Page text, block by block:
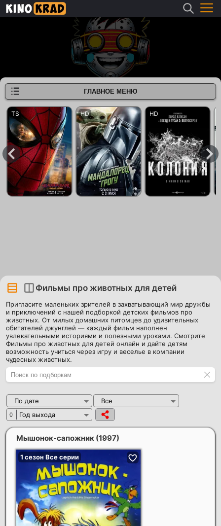
Фильмы про животных для детей
Пригласите маленьких зрителей в захватывающий мир дружбы
и приключений с нашей подборкой детских фильмов про
животных. От милых домашних питомцев до удивительных
обитателей джунглей — каждый фильм наполнен
увлекательными историями и полезными уроками. Смотрите
Фильмы про животных для детей онлайн и дайте детям
возможность учиться через игру и веселье в компании
чудесных животных.
По дате Все
0 Год выхода
Мышонок-сапожник (1997)
ГЛАВНОЕ МЕНЮ